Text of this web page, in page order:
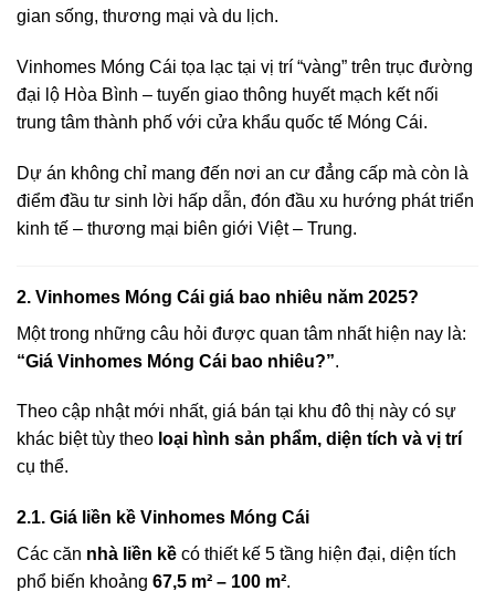
gian sống, thương mại và du lịch.
Vinhomes Móng Cái tọa lạc tại vị trí “vàng” trên trục đường
đại lộ Hòa Bình – tuyến giao thông huyết mạch kết nối
trung tâm thành phố với cửa khẩu quốc tế Móng Cái.
Dự án không chỉ mang đến nơi an cư đẳng cấp mà còn là
điểm đầu tư sinh lời hấp dẫn, đón đầu xu hướng phát triển
kinh tế – thương mại biên giới Việt – Trung.
2. Vinhomes Móng Cái giá bao nhiêu năm 2025?
Một trong những câu hỏi được quan tâm nhất hiện nay là:
“Giá Vinhomes Móng Cái bao nhiêu?”.
Theo cập nhật mới nhất, giá bán tại khu đô thị này có sự
khác biệt tùy theo loại hình sản phẩm, diện tích và vị trí
cụ thể.
2.1. Giá liền kề Vinhomes Móng Cái
Các căn nhà liền kề có thiết kế 5 tầng hiện đại, diện tích
phổ biến khoảng 67,5 m² – 100 m².